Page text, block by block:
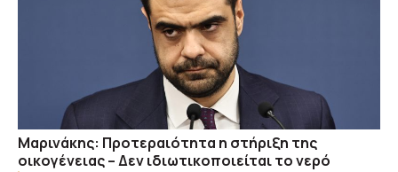
Μαρινάκης: Προτεραιότητα η στήριξη της
οικογένειας – Δεν ιδιωτικοποιείται το νερό